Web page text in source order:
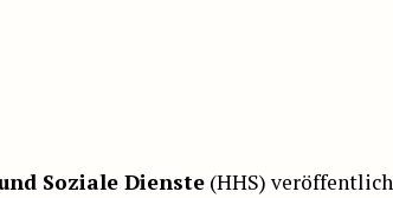
Soziale Dienste (HHS)